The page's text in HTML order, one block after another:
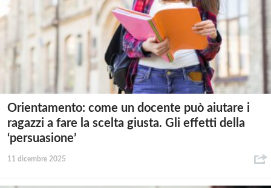
Orientamento: come un docente può aiutare i
ragazzi a fare la scelta giusta. Gli effetti della
‘persuasione’
11 dicembre 2025